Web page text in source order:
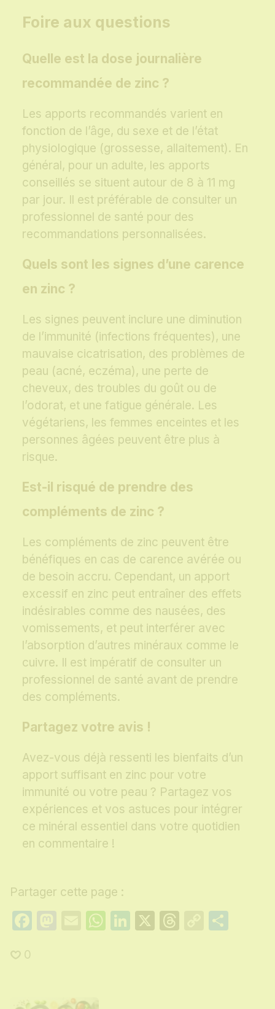
Foire aux questions
Quelle est la dose journalière
recommandée de zinc ?
Les apports recommandés varient en
fonction de l’âge, du sexe et de l’état
physiologique (grossesse, allaitement). En
général, pour un adulte, les apports
conseillés se situent autour de 8 à 11 mg
par jour. Il est préférable de consulter un
professionnel de santé pour des
recommandations personnalisées.
Quels sont les signes d’une carence
en zinc ?
Les signes peuvent inclure une diminution
de l’immunité (infections fréquentes), une
mauvaise cicatrisation, des problèmes de
peau (acné, eczéma), une perte de
cheveux, des troubles du goût ou de
l’odorat, et une fatigue générale. Les
végétariens, les femmes enceintes et les
personnes âgées peuvent être plus à
risque.
Est-il risqué de prendre des
compléments de zinc ?
Les compléments de zinc peuvent être
bénéfiques en cas de carence avérée ou
de besoin accru. Cependant, un apport
excessif en zinc peut entraîner des effets
indésirables comme des nausées, des
vomissements, et peut interférer avec
l’absorption d’autres minéraux comme le
cuivre. Il est impératif de consulter un
professionnel de santé avant de prendre
des compléments.
Partagez votre avis !
Avez-vous déjà ressenti les bienfaits d’un
apport suffisant en zinc pour votre
immunité ou votre peau ? Partagez vos
expériences et vos astuces pour intégrer
ce minéral essentiel dans votre quotidien
en commentaire !
Partager cette page :
Facebook
Mastodon
EmailWhatsApp
LinkedIn
X Threads
Copy
0